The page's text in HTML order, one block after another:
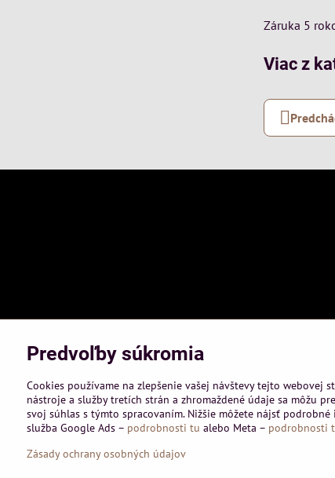
Záruka 5
Viac z
Predvoľby súkromia
Cookies používame na zlepšenie vašej návštevy tejto webovej
nástroje a služby tretích strán a zhromaždené údaje sa môžu
svoj súhlas s týmto spracovaním. Nižšie môžete nájsť
služba Google Ads – podrobnosti tu alebo Meta – podrobnosti
Zásady ochrany osobných údajov